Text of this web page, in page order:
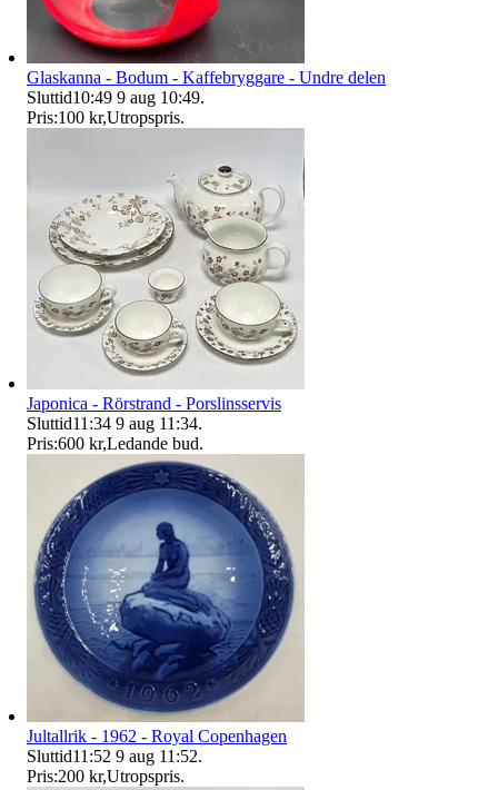
Glaskanna - Bodum - Kaffebryggare - Undre delen
Sluttid10:49 9 aug 10:49.
Pris:100 kr,Utropspris.
Japonica - Rörstrand - Porslinsservis
Sluttid11:34 9 aug 11:34.
Pris:600 kr,Ledande bud.
Jultallrik - 1962 - Royal Copenhagen
Sluttid11:52 9 aug 11:52.
Pris:200 kr,Utropspris.